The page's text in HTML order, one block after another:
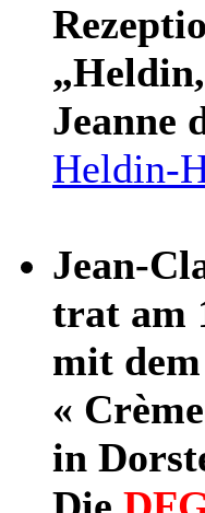
Jeanne
Heldin-
Jean-
trat am
mit
«
in